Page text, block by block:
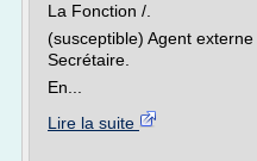
La Fonction /.
(susceptible) Agent
Secrétaire.
En...
Lire la suite